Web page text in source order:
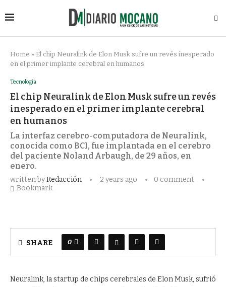
Home » El chip Neuralink de Elon Musk sufre un revés inesperado
en el primer implante cerebral en humanos
Tecnología
El chip Neuralink de Elon Musk sufre un revés
inesperado en el primer implante cerebral
en humanos
La interfaz cerebro-computadora de Neuralink,
conocida como BCI, fue implantada en el cerebro
del paciente Noland Arbaugh, de 29 años, en
enero.
written byRedacción 2 years ago
0 comment
Bookmark
SHARE 0
Neuralink, la startup de chips cerebrales de Elon Musk, sufrió